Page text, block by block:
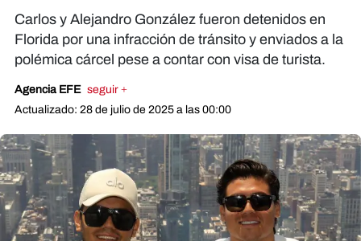
Carlos y Alejandro González fueron detenidos en
Florida por una infracción de tránsito y enviados a la
polémica cárcel pese a contar con visa de turista.
Agencia EFE seguir +
Actualizado: 28 de julio de 2025 a las 00:00